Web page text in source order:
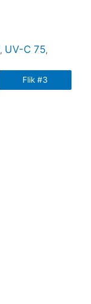
, UV-C 75,
Flik #3